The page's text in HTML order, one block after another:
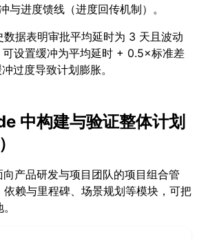
与进度馈线（进度回传机制）。
数据表明审批平均延时为 3 天且波动
可设置缓冲为平均延时 + 0.5×标准差
过度导致计划膨胀。
中构建与验证整体计划
产品研发与项目团队的项目组合管
赖与里程碑、场景规划等模块，可把